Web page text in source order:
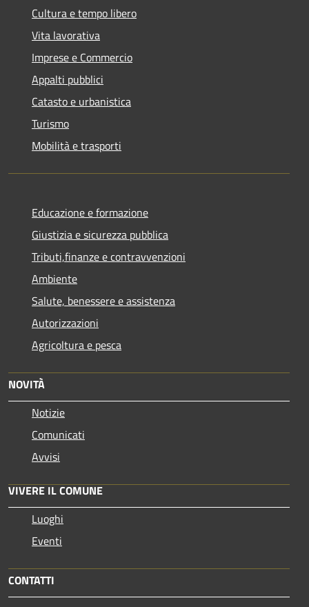
Cultura e tempo libero
Vita lavorativa
Imprese e Commercio
Appalti pubblici
Catasto e urbanistica
Turismo
Mobilità e trasporti
Educazione e formazione
Giustizia e sicurezza pubblica
Tributi,finanze e contravvenzioni
Ambiente
Salute, benessere e assistenza
Autorizzazioni
Agricoltura e pesca
NOVITÀ
Notizie
Comunicati
Avvisi
VIVERE IL COMUNE
Luoghi
Eventi
CONTATTI